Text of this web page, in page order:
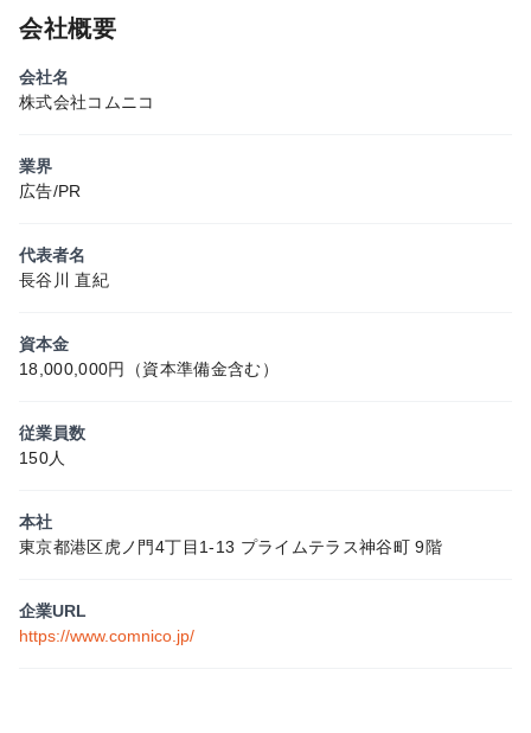
会社概要
会社名
株式会社コムニコ
業界
広告/PR
代表者名
長谷川 直紀
資本金
18,000,000円（資本準備金含む）
従業員数
150人
本社
東京都港区虎ノ門4丁目1-13 プライムテラス神谷町 9階
企業URL
https://www.comnico.jp/